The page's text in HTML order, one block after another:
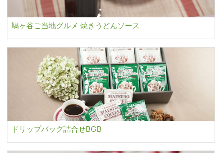
鳩ヶ谷ご当地グルメ 焼きうどんソース
ドリップバッグ詰合せBGB